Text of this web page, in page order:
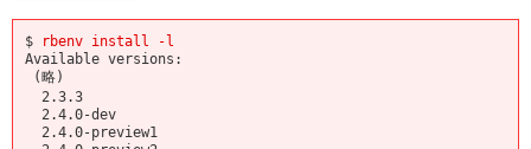
$ rbenv install -l
Available versions: